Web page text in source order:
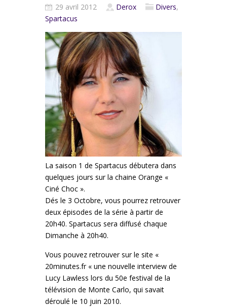
29 avril 2012 Derox Divers,
Spartacus
La saison 1 de Spartacus débutera dans
quelques jours sur la chaine Orange «
Ciné Choc ».
Dés le 3 Octobre, vous pourrez retrouver
deux épisodes de la série à partir de
20h40. Spartacus sera diffusé chaque
Dimanche à 20h40.
Vous pouvez retrouver sur le site «
20minutes.fr « une nouvelle interview de
Lucy Lawless lors du 50e festival de la
télévision de Monte Carlo, qui savait
déroulé le 10 juin 2010.